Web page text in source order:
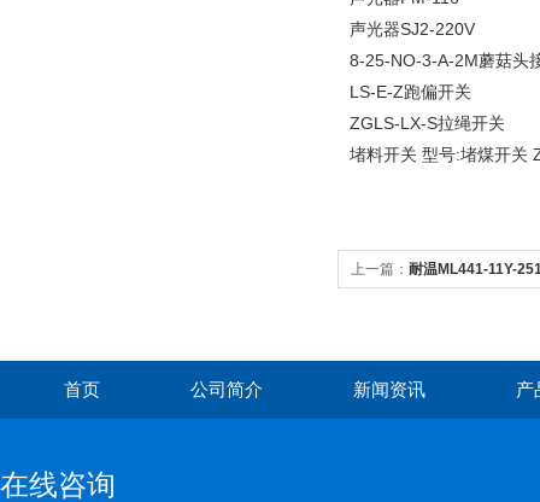
声光器SJ2-220V
8-25-NO-3-A-2M蘑菇头
LS-E-Z跑偏开关
ZGLS-LX-S拉绳开关
堵料开关 型号:堵煤开关
上一篇： 耐温ML441-11Y-
首页 公司简介 新闻资讯 产
在线咨询